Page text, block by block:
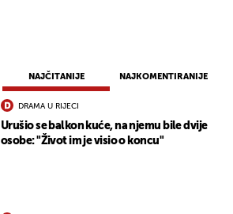
NAJČITANIJE NAJKOMENTIRANIJE
DRAMA U RIJECI
Urušio se balkon kuće, na njemu bile dvije
osobe: "Život im je visio o koncu"